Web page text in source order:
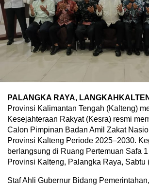
PALANGKA RAYA,
Provinsi Kalimantan Tengah (Kalteng)
Kesejahteraan Rakyat (Kesra) resmi
Calon Pimpinan Badan Amil Zakat
Provinsi Kalteng Periode 2025–2030.
berlangsung di Ruang Pertemuan Safa
Provinsi Kalteng, Palangka Raya, Sabtu
Staf Ahli Gubernur Bidang